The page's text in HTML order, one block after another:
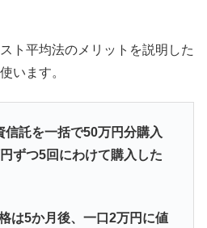
ト平均法のメリットを説明した
います。
託を一括で50万円分購入
ずつ5回にわけて購入した
は5か月後、一口2万円に値